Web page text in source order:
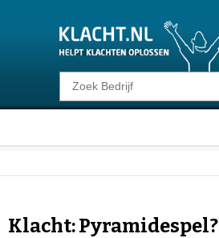
Klacht melden
Consumentenrecht
Klacht: Pyramidespel?